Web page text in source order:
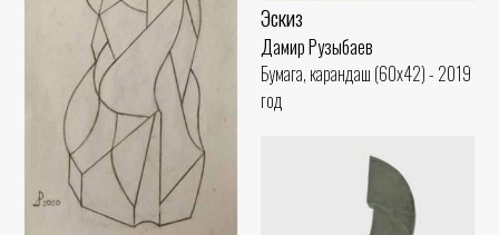
Эскиз
Дамир Рузыбаев
Бумага, карандаш (60x42) - 2019
год